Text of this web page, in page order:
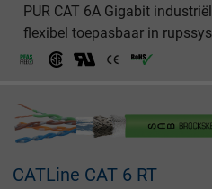
PUR CAT 6A Gigabit
flexibel toepasbaar in
CATLine CAT 6 RT